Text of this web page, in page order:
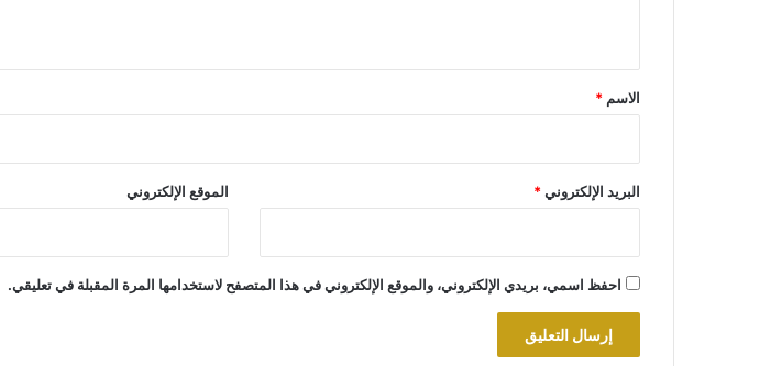
*
الاسم *
البريد الإلكتروني* الموقع الإلكتروني
احفظ اسمي، بريدي الإلكتروني، والموقع الإلكتروني في هذا المتصفح لاستخدامها المرة المقبلة في تعليقي.